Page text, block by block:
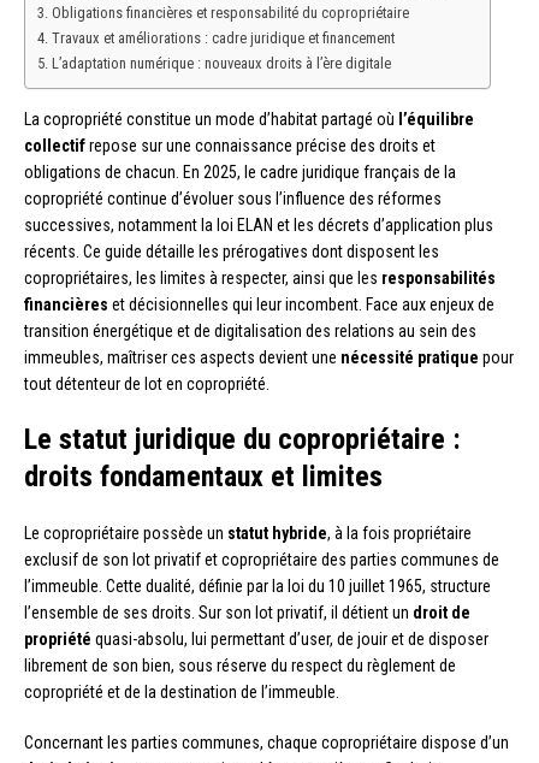
Obligations financières et responsabilité du copropriétaire
Travaux et améliorations : cadre juridique et financement
L’adaptation numérique : nouveaux droits à l’ère digitale
La copropriété constitue un mode d’habitat partagé où l’équilibre
collectifrepose sur une connaissance précise des droits et
obligations de chacun. En 2025, le cadre juridique français de la
copropriété continue d’évoluer sous l’influence des réformes
successives, notamment la loi ELAN et les décrets d’application plus
récents. Ce guide détaille les prérogatives dont disposent les
copropriétaires, les limites à respecter, ainsi que les responsabilités
financières et décisionnelles qui leur incombent. Face aux enjeux de
transition énergétique et de digitalisation des relations au sein des
immeubles, maîtriser ces aspects devient une nécessité pratique pour
tout détenteur de lot en copropriété.
Le statut juridique du copropriétaire :
droits fondamentaux et limites
Le copropriétaire possède un statut hybride, à la fois propriétaire
exclusif de son lot privatif et copropriétaire des parties communes de
l’immeuble. Cette dualité, définie par la loi du 10 juillet 1965, structure
l’ensemble de ses droits. Sur son lot privatif, il détient un droit de
propriété quasi-absolu, lui permettant d’user, de jouir et de disposer
librement de son bien, sous réserve du respect du règlement de
copropriété et de la destination de l’immeuble.
Concernant les parties communes, chaque copropriétaire dispose d’un